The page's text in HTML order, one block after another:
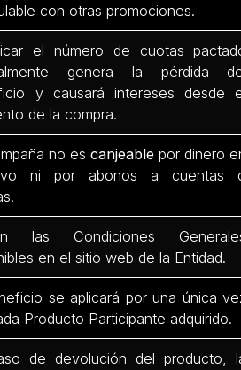
con otras promociones.
el número de cuotas
genera la pérdida
y causará intereses desde
de la compra.
no escanjeable por dinero
ni por abonos a cuentas
las Condiciones
en el sitio web de la Entidad.
se aplicará por una única
Producto Participante adquirido.
de devolución del producto,